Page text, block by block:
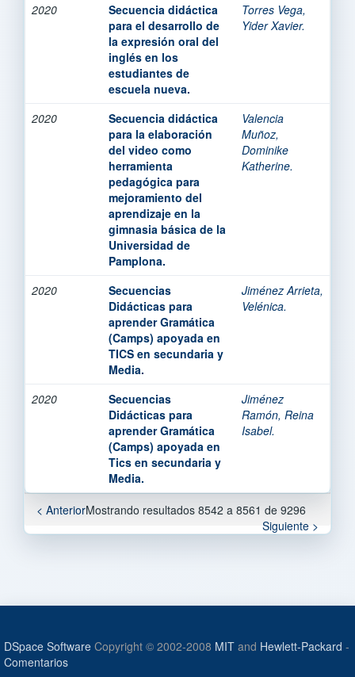
2020
Secuencia didáctica
para el desarrollo de
la expresión oral del
inglés en los
estudiantes de
escuela nueva.
Torres Vega,
Yider Xavier.
2020
Secuencia didáctica
para la elaboración
del video como
herramienta
pedagógica para
mejoramiento del
aprendizaje en la
gimnasia básica de la
Universidad de
Pamplona.
Valencia
Muñoz,
Dominike
Katherine.
2020
Secuencias
Didácticas para
aprender Gramática
(Camps) apoyada en
TICS en secundaria y
Media.
Jiménez Arrieta,
Velénica.
2020
Secuencias
Didácticas para
aprender Gramática
(Camps) apoyada en
Tics en secundaria y
Media.
Jiménez
Ramón, Reina
Isabel.
Mostrando resultados 8542 a 8561 de 9296
< Anterior
Siguiente >
DSpace Software Copyright © 2002-2008 MIT and Hewlett-Packard -
Comentarios